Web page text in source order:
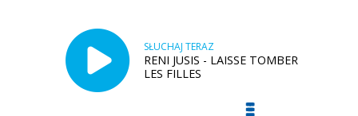
SŁUCHAJ TERAZ
RENI JUSIS - LAISSE TOMBER
LES FILLES